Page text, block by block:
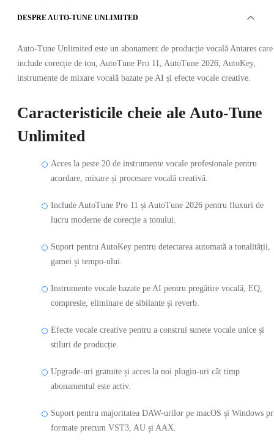
DESPRE AUTO-TUNE UNLIMITED
Auto-Tune Unlimited este un abonament de producție vocală Antares care
include corecție de ton, AutoTune Pro 11, AutoTune 2026, AutoKey,
instrumente de mixare vocală bazate pe AI și efecte vocale creative.
Caracteristicile cheie ale Auto-Tune
Unlimited
Acces la peste 20 de instrumente vocale profesionale pentru
acordare, mixare și procesare vocală creativă.
Include AutoTune Pro 11 și AutoTune 2026 pentru fluxuri de
lucru moderne de corecție a tonului.
Suport pentru AutoKey pentru detectarea automată a tonalității,
gamei și tempo-ului.
Instrumente vocale bazate pe AI pentru pregătire vocală, EQ,
compresie, eliminare de sibilante și reverb.
Efecte vocale creative pentru a construi sunete vocale unice și
stiluri de producție.
Upgrade-uri gratuite și acces la noi plugin-uri cât timp
abonamentul este activ.
Suport pentru majoritatea DAW-urilor pe macOS și Windows
formate precum VST3, AU și AAX.